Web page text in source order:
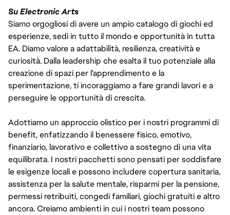
Su Electronic Arts
Siamo orgogliosi di avere un ampio catalogo di giochi ed
esperienze, sedi in tutto il mondo e opportunità in tutta
EA. Diamo valore a adattabilità, resilienza, creatività e
curiosità. Dalla leadership che esalta il tuo potenziale alla
creazione di spazi per l'apprendimento e la
sperimentazione, ti incoraggiamo a fare grandi lavori e a
perseguire le opportunità di crescita.
Adottiamo un approccio olistico per i nostri programmi di
benefit, enfatizzando il benessere fisico, emotivo,
finanziario, lavorativo e collettivo a sostegno di una vita
equilibrata. I nostri pacchetti sono pensati per soddisfare
le esigenze locali e possono includere copertura sanitaria,
assistenza per la salute mentale, risparmi per la pensione,
permessi retribuiti, congedi familiari, giochi gratuiti e altro
ancora. Creiamo ambienti in cui i nostri team possono